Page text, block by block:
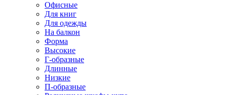
Офисные
Для книг
Для одежды
На балкон
Форма
Высокие
Г-образные
Длинные
Низкие
П-образные